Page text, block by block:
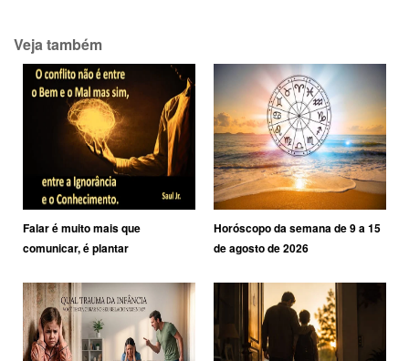
Veja também
Falar é muito mais que
comunicar, é plantar
Horóscopo da semana de 9 a 15
de agosto de 2026